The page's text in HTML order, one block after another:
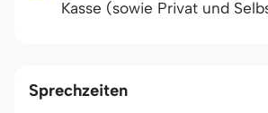
Kasse (sowie Privat und
Sprechzeiten